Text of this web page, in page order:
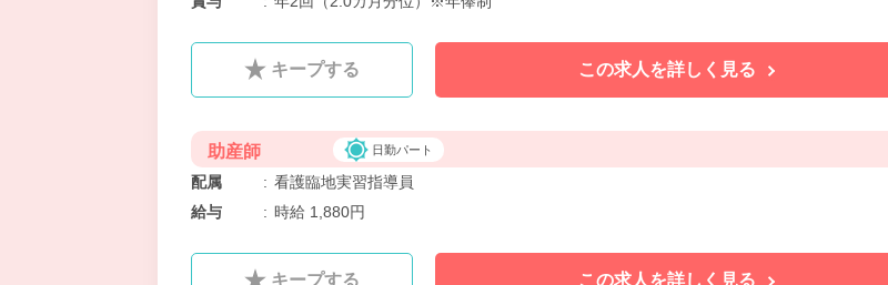
キープする この求人を詳しく見る
助産師 日勤パート
配属 : 看護臨地実習指導員
給与
: 時給 1,880円
キープする この求人を詳しく見る